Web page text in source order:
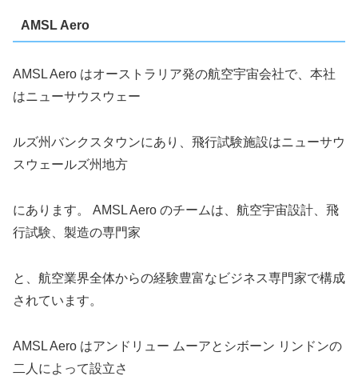
AMSL Aero
AMSL Aero はオーストラリア発の航空宇宙会社で、本社
はニューサウスウェー
ルズ州バンクスタウンにあり、飛行試験施設はニューサウ
スウェールズ州地方
にあります。 AMSL Aero のチームは、航空宇宙設計、飛
行試験、製造の専門家
と、航空業界全体からの経験豊富なビジネス専門家で構成
されています。
AMSL Aero はアンドリュー ムーアとシボーン リンドンの
二人によって設立さ